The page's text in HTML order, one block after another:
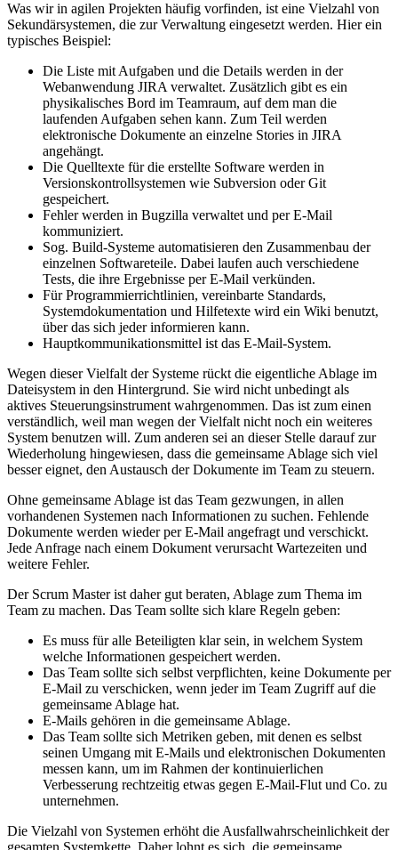
Was wir in agilen Projekten häufig vorfinden, ist eine Vielzahl von
Sekundärsystemen, die zur Verwaltung eingesetzt werden. Hier ein
typisches Beispiel:
Die Liste mit Aufgaben und die Details werden in der
Webanwendung JIRA verwaltet. Zusätzlich gibt es ein
physikalisches Bord im Teamraum, auf dem man die
laufenden Aufgaben sehen kann. Zum Teil werden
elektronische Dokumente an einzelne Stories in JIRA
angehängt.
Die Quelltexte für die erstellte Software werden in
Versionskontrollsystemen wie Subversion oder Git
gespeichert.
Fehler werden in Bugzilla verwaltet und per E-Mail
kommuniziert.
Sog. Build-Systeme automatisieren den Zusammenbau der
einzelnen Softwareteile. Dabei laufen auch verschiedene
Tests, die ihre Ergebnisse per E-Mail verkünden.
Für Programmierrichtlinien, vereinbarte Standards,
Systemdokumentation und Hilfetexte wird ein Wiki benutzt,
über das sich jeder informieren kann.
Hauptkommunikationsmittel ist das E-Mail-System.
Wegen dieser Vielfalt der Systeme rückt die eigentliche Ablage im
Dateisystem in den Hintergrund. Sie wird nicht unbedingt als
aktives Steuerungsinstrument wahrgenommen. Das ist zum einen
verständlich, weil man wegen der Vielfalt nicht noch ein weiteres
System benutzen will. Zum anderen sei an dieser Stelle darauf zur
Wiederholung hingewiesen, dass die gemeinsame Ablage sich viel
besser eignet, den Austausch der Dokumente im Team zu steuern.
Ohne gemeinsame Ablage ist das Team gezwungen, in allen
vorhandenen Systemen nach Informationen zu suchen. Fehlende
Dokumente werden wieder per E-Mail angefragt und verschickt.
Jede Anfrage nach einem Dokument verursacht Wartezeiten und
weitere Fehler.
Der Scrum Master ist daher gut beraten, Ablage zum Thema im
Team zu machen. Das Team sollte sich klare Regeln geben:
Es muss für alle Beteiligten klar sein, in welchem System
welche Informationen gespeichert werden.
Das Team sollte sich selbst verpflichten, keine Dokumente per
E-Mail zu verschicken, wenn jeder im Team Zugriff auf die
gemeinsame Ablage hat.
E-Mails gehören in die gemeinsame Ablage.
Das Team sollte sich Metriken geben, mit denen es selbst
seinen Umgang mit E-Mails und elektronischen Dokumenten
messen kann, um im Rahmen der kontinuierlichen
Verbesserung rechtzeitig etwas gegen E-Mail-Flut und Co. zu
unternehmen.
Die Vielzahl von Systemen erhöht die Ausfallwahrscheinlichkeit der